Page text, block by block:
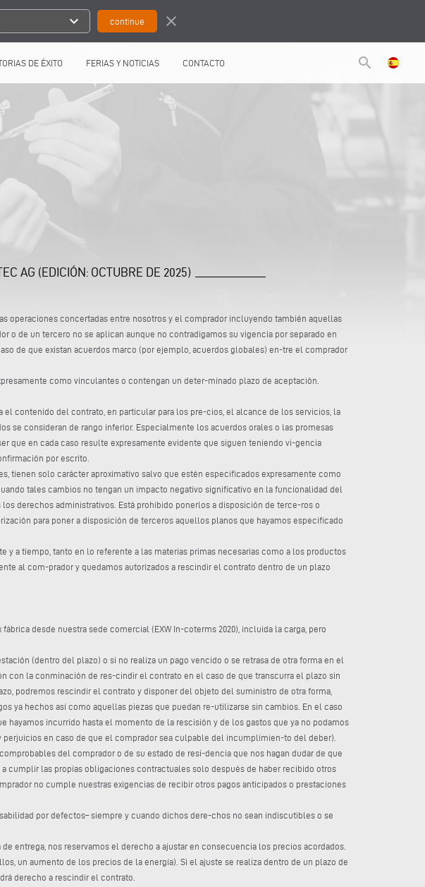
expand_more close
DE ÉXITO FERIAS Y NOTICIAS CONTACTO search
AG (EDICIÓN: OCTUBRE DE 2025)
operaciones concertadas entre nosotros y el comprador incluyendo también aquellas
de un tercero no se aplican aunque no contradigamos su vigencia por separado en
de que existan acuerdos marco (por ejemplo, acuerdos globales) en-tre el comprador
como vinculantes o contengan un deter-minado plazo de aceptación.
contenido del contrato, en particular para los pre-cios, el alcance de los servicios, la
se consideran de rango inferior. Especialmente los acuerdos orales o las promesas
que en cada caso resulte expresamente evidente que siguen teniendo vi-gencia
por escrito.
tienen solo carácter aproximativo salvo que estén especificados expresamente como
tales cambios no tengan un impacto negativo significativo en la funcionalidad del
derechos administrativos. Está prohibido ponerlos a disposición de terce-ros o
para poner a disposición de terceros aquellos planos que hayamos especificado
a tiempo, tanto en lo referente a las materias primas necesarias como a los productos
al com-prador y quedamos autorizados a rescindir el contrato dentro de un plazo
desde nuestra sede comercial (EXW In-coterms 2020), incluida la carga, pero
(dentro del plazo) o si no realiza un pago vencido o se retrasa de otra forma en el
la conminación de res-cindir el contrato en el caso de que transcurra el plazo sin
podremos rescindir el contrato y disponer del objeto del suministro de otra forma,
ya hechos así como aquellas piezas que puedan re-utilizarse sin cambios. En el caso
incurrido hasta el momento de la rescisión y de los gastos que ya no podamos
en caso de que el comprador sea culpable del incumplimien-to del deber).
del comprador o de su estado de resi-dencia que nos hagan dudar de que
cumplir las propias obligaciones contractuales solo después de haber recibido otros
no cumple nuestras exigencias de recibir otros pagos anticipados o prestaciones
por defectos– siempre y cuando dichos dere-chos no sean indiscutibles o se
entrega, nos reservamos el derecho a ajustar en consecuencia los precios acordados.
un aumento de los precios de la energía). Si el ajuste se realiza dentro de un plazo de
derecho a rescindir el contrato.